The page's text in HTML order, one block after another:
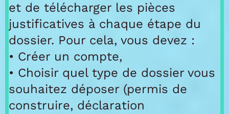
et de télécharger les pièces
justificatives à chaque étape du
dossier. Pour cela, vous devez :
• Créer un compte,
• Choisir quel type de dossier vous
souhaitez déposer (permis de
construire, déclaration